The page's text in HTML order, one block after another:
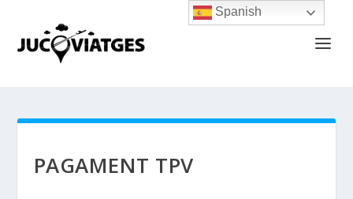
PAGAMENT TPV
Spanish